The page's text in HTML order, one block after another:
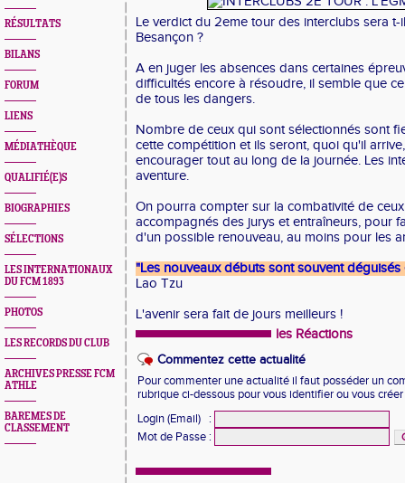
RÉSULTATS
BILANS
FORUM
LIENS
MÉDIATHÈQUE
QUALIFIÉ(E)S
BIOGRAPHIES
SÉLECTIONS
LES INTERNATIONAUX
DU FCM 1893
PHOTOS
LES RECORDS DU CLUB
ARCHIVES PRESSE FCM
ATHLE
BAREMES DE
CLASSEMENT
Le verdict du 2eme tour des interclubs sera
Besançon ?
A en juger les absences dans certaines
difficultés encore à résoudre, il semble que
de tous les dangers.
Nombre de ceux qui sont sélectionnés sont
cette compétition et ils seront, quoi qu'il
encourager tout au long de la journée. Les
aventure.
On pourra compter sur la combativité de
accompagnés des jurys et entraîneurs, pour
d'un possible renouveau, au moins pour les
"Les nouveaux débuts sont souvent
Lao Tzu
L'avenir sera fait de jours meilleurs !
les Réactions
Commentez cette actualité
Pour commenter une actualité il faut posséder un
rubrique ci-dessous pour vous identifier ou vous
Login (Email)
:
Mot de Passe :